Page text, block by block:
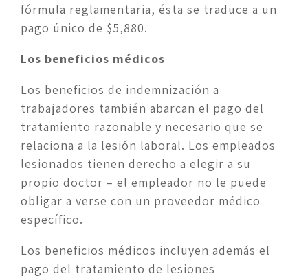
fórmula reglamentaria, ésta se traduce a un
pago único de $5,880.
Los beneficios médicos
Los beneficios de indemnización a
trabajadores también abarcan el pago del
tratamiento razonable y necesario que se
relaciona a la lesión laboral. Los empleados
lesionados tienen derecho a elegir a su
propio doctor – el empleador no le puede
obligar a verse con un proveedor médico
específico.
Los beneficios médicos incluyen además el
pago del tratamiento de lesiones